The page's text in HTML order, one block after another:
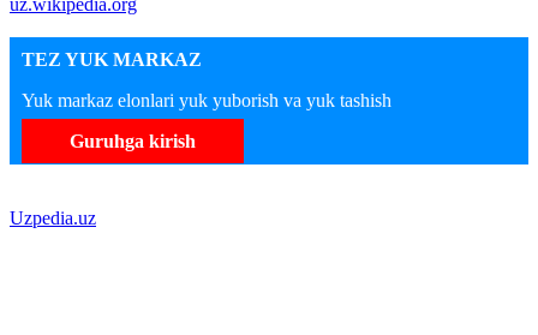
TEZ YUK MARKAZ
Yuk markaz elonlari yuk yuborish va yuk tashish
Guruhga kirish
Uzpedia.uz